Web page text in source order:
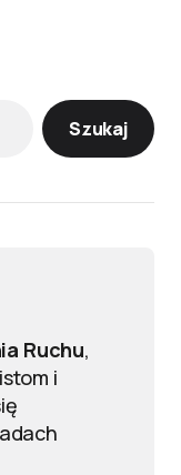
Szukaj
Ruchu,
i